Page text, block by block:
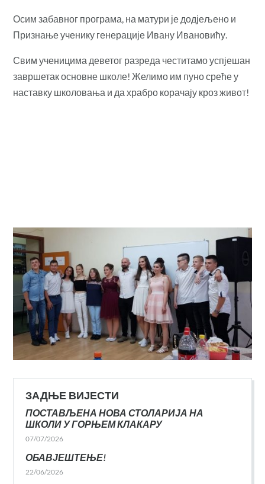
Осимзабавног програма, на матури је додјељено и
Признање ученику генерације Ивану Ивановићу.
Свим ученицима деветог разреда честитамо успјешан
завршетак основне школе! Желимо им пуно среће у
наставку школовања и да храбро корачају кроз живот!
ЗАДЊЕ ВИЈЕСТИ
ПОСТАВЉЕНА НОВА СТОЛАРИЈА НА
ШКОЛИ У ГОРЊЕМ КЛАКАРУ
07/07/2026
ОБАВЈЕШТЕЊЕ!
22/06/2026